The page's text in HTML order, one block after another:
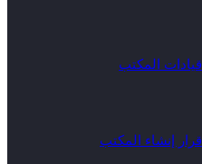
قيادات المكتب
قرار إنشاء المكتب